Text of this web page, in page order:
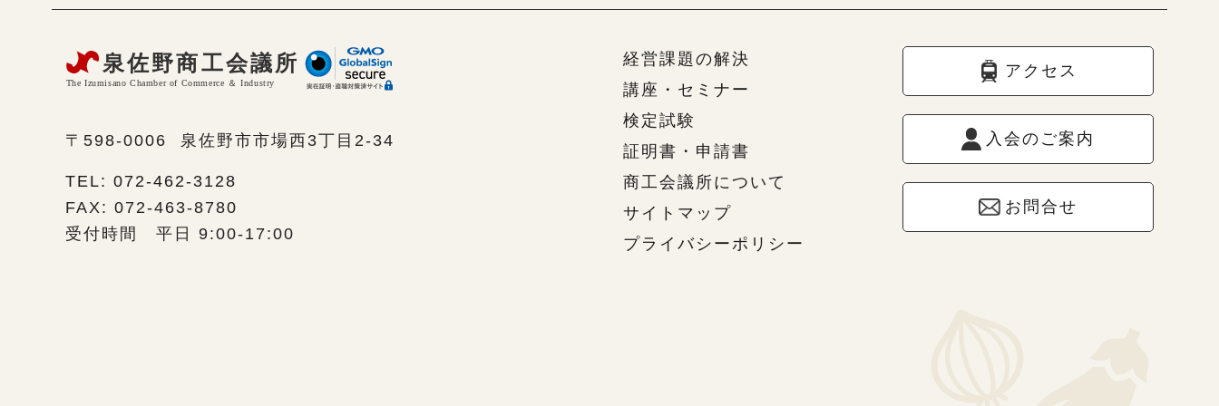
〒598-0006 泉佐野市市場西3丁目2-34
TEL: 072-462-3128
FAX: 072-463-8780
受付時間 平日 9:00-17:00
経営課題の解決
講座・セミナー
検定試験
証明書・申請書
商工会議所について
サイトマップ
プライバシーポリシー
アクセス
入会のご案内
お問合せ